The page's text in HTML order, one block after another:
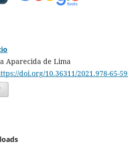
Aparecida de Lima
doi.org/10.36311/2021.978-65-